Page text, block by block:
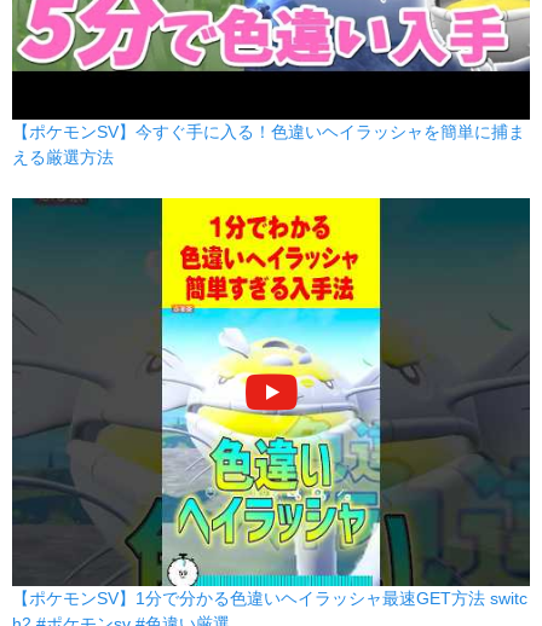
【ポケモンSV】今すぐ手に入る！色違いヘイラッシャを簡単に捕ま
える厳選方法
【ポケモンSV】1分で分かる色違いヘイラッシャ最速GET方法 switc